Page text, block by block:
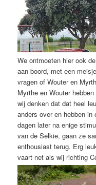
We ontmoeten hier ook
aan boord, met een
vragen of Wouter en
Myrthe en Wouter
wij denken dat dat heel
anders over en hebben
dagen later na enige
van de Selkie, gaan ze
enthousiast terug. Erg
vaart net als wij richting